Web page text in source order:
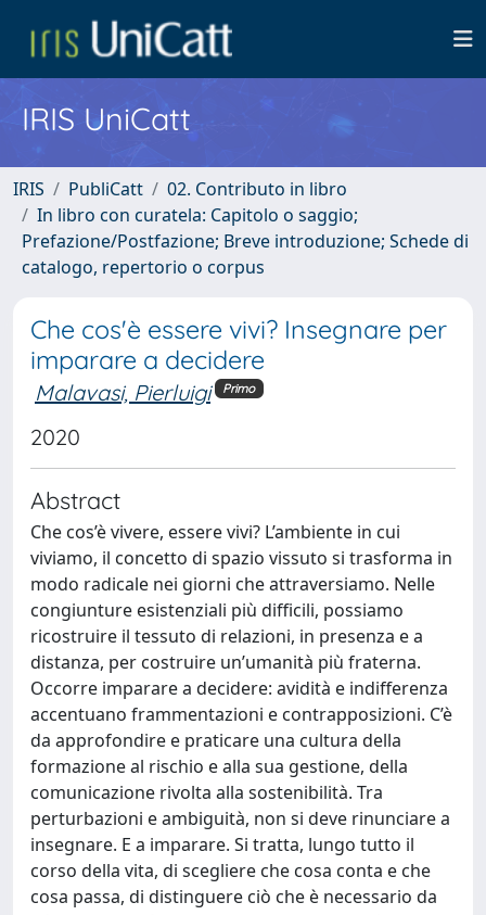
IRIS UniCatt
IRIS PubliCatt
02. Contributo in libro
In libro con curatela: Capitolo o saggio;
Prefazione/Postfazione; Breve introduzione; Schede di
catalogo, repertorio o corpus
Che cos'è essere vivi? Insegnare per
imparare a decidere
Malavasi, Pierluigi Primo
2020
Abstract
Che cos’è vivere, essere vivi? L’ambiente in cui
viviamo, il concetto di spazio vissuto si trasforma in
modo radicale nei giorni che attraversiamo. Nelle
congiunture esistenziali più difficili, possiamo
ricostruire il tessuto di relazioni, in presenza e a
distanza, per costruire un’umanità più fraterna.
Occorre imparare a decidere: avidità e indifferenza
accentuano frammentazioni e contrapposizioni. C’è
da approfondire e praticare una cultura della
formazione al rischio e alla sua gestione, della
comunicazione rivolta alla sostenibilità. Tra
perturbazioni e ambiguità, non si deve rinunciare a
insegnare. E a imparare. Si tratta, lungo tutto il
corso della vita, di scegliere che cosa conta e che
cosa passa, di distinguere ciò che è necessario da